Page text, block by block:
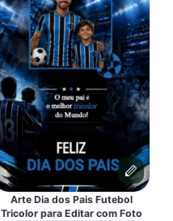
Arte Dia dos Pais Futebol
Tricolor para Editar com Foto